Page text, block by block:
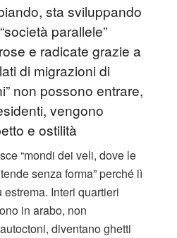
sta sviluppando
parallele”
e radicate grazie a
di migrazioni di
non possono entrare,
vengono
e ostilità
“mondi dei veli, dove le
senza forma” perché lì
Interi quartieri
in arabo, non
diventano ghetti